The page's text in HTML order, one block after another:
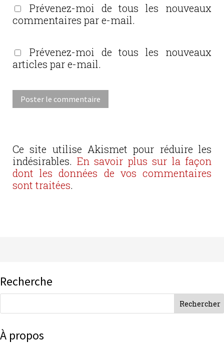
Prévenez-moi de tous les nouveaux
commentaires par e-mail.
Prévenez-moi de tous les nouveaux
articles par e-mail.
Ce site utilise Akismet pour réduire les
indésirables. En savoir plus sur la façon
dont les données de vos commentaires
sont traitées.
Recherche
À propos